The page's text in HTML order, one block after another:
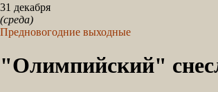
31 декабря
(среда)
Предновогодние выходные
"Олимпийский"